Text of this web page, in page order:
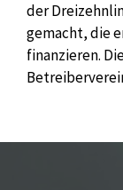
der
gemacht, die
finanzieren.